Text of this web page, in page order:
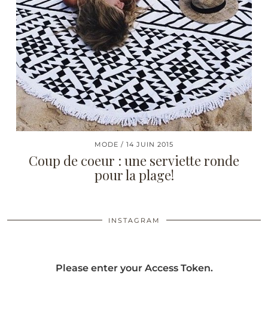
MODE 14 JUIN 2015
Coup de coeur : une serviette ronde
pour la plage!
INSTAGRAM
Please enter your Access Token.